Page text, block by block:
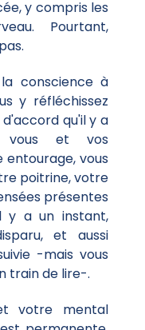
y compris les
Pourtant,
conscience à
y réfléchissez
qu'il y a
vous et vos
entourage, vous
poitrine, votre
présentes
y a un instant,
et aussi
-mais vous
train de lire-.
votre mental